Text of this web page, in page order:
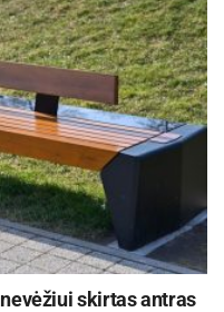
skirtas antras